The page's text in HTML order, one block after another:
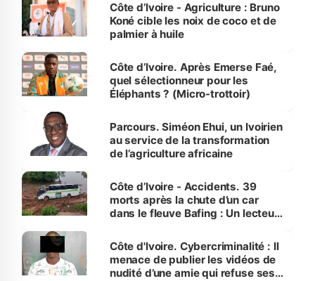
Côte d’Ivoire - Agriculture : Bruno
Koné cible les noix de coco et de
palmier à huile
Côte d’Ivoire. Après Emerse Faé,
quel sélectionneur pour les
Éléphants ? (Micro-trottoir)
Parcours. Siméon Ehui, un Ivoirien
au service de la transformation
de l’agriculture africaine
Côte d’Ivoire - Accidents. 39
morts après la chute d’un car
dans le fleuve Bafing : Un lecteur
des Transports
Côte d'Ivoire. Cybercriminalité : Il
menace de publier les vidéos de
nudité d’une amie qui refuse ses